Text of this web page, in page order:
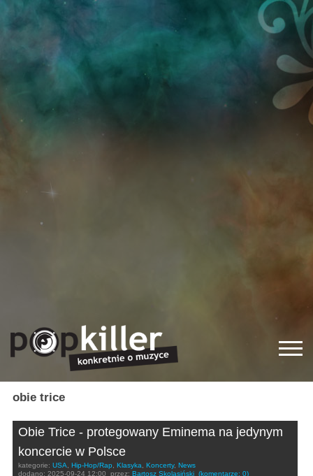
obie trice
Obie Trice - protegowany Eminema na jedynym
koncercie w Polsce
kategorie: USA, Hip-Hop/Rap, Klasyka, Koncerty, News
dodano: 2025-09-24 12:00 przez: Bartosz Skolasiński (komentarze: 0)